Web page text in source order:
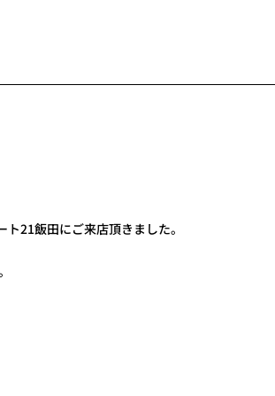
21飯田にご来店頂きました。